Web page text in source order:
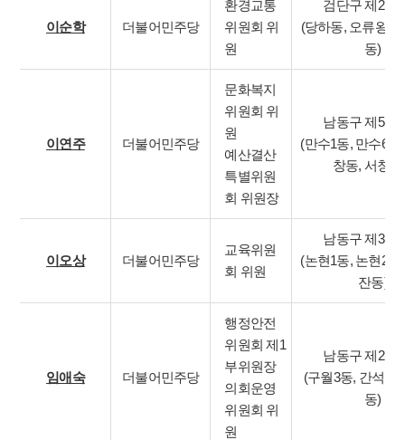
이순학 더불어민주당
환경교통
위원회 위
원
검단구 제2선
(당하동, 오류왕길
동)
이연주 더불어민주당
문화복지
위원회 위
원
예산결산
특별위원
회 위원장
남동구 제5선
(만수1동, 만수6동
창동, 서창2
이오상 더불어민주당
교육위원
회 위원
남동구 제3선
(논현1동, 논현2동
잔동)
임애숙 더불어민주당
행정안전
위원회 제1
부위원장
의회운영
위원회 위
원
남동구 제2선
(구월3동, 간석1
동)